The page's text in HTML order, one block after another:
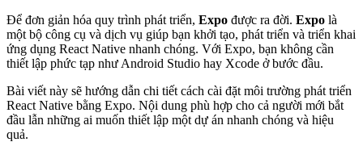
Để đơn giản hóa quy trình phát triển, Expo được ra đời. Expo là
một bộ công cụ và dịch vụ giúp bạn khởi tạo, phát triển và triển khai
ứng dụng React Native nhanh chóng. Với Expo, bạn không cần
thiết lập phức tạp như Android Studio hay Xcode ở bước đầu.
Bài viết này sẽ hướng dẫn chi tiết cách cài đặt môi trường phát triển
React Native bằng Expo. Nội dung phù hợp cho cả người mới bắt
đầu lẫn những ai muốn thiết lập một dự án nhanh chóng và hiệu
quả.